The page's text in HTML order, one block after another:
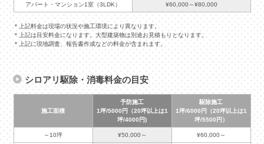
アパート・マンション1室（3LDK） ¥60,000～¥80,000
＊上記料金は現場の状況や施工環境により異なります。
＊上記は目安料金になります。大型建築物は別途お見積もりとなります。
＊上記に現地調査、報告書作成などの料金が含まれます。
シロアリ駆除・消毒料金の目安
施工面積
予防施工
1坪/5000円（20坪以上は1
坪/4000円)
駆除施工
1坪/6000円（20坪以上は1
坪/5500円）
～10坪 ¥50,000～ ¥60,000～